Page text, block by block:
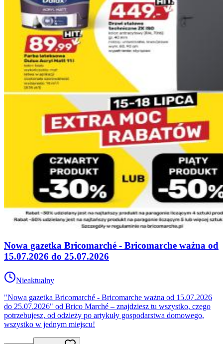
Nowa gazetka Bricomarché - Bricomarche ważna od
15.07.2026 do 25.07.2026
Nieaktualny
"Nowa gazetka Bricomarché - Bricomarche ważna od 15.07.2026
do 25.07.2026" od Brico Marché – znajdziesz tu wszystko, czego
potrzebujesz, od odzieży po artykuły gospodarstwa domowego,
wszystko w jednym miejscu!